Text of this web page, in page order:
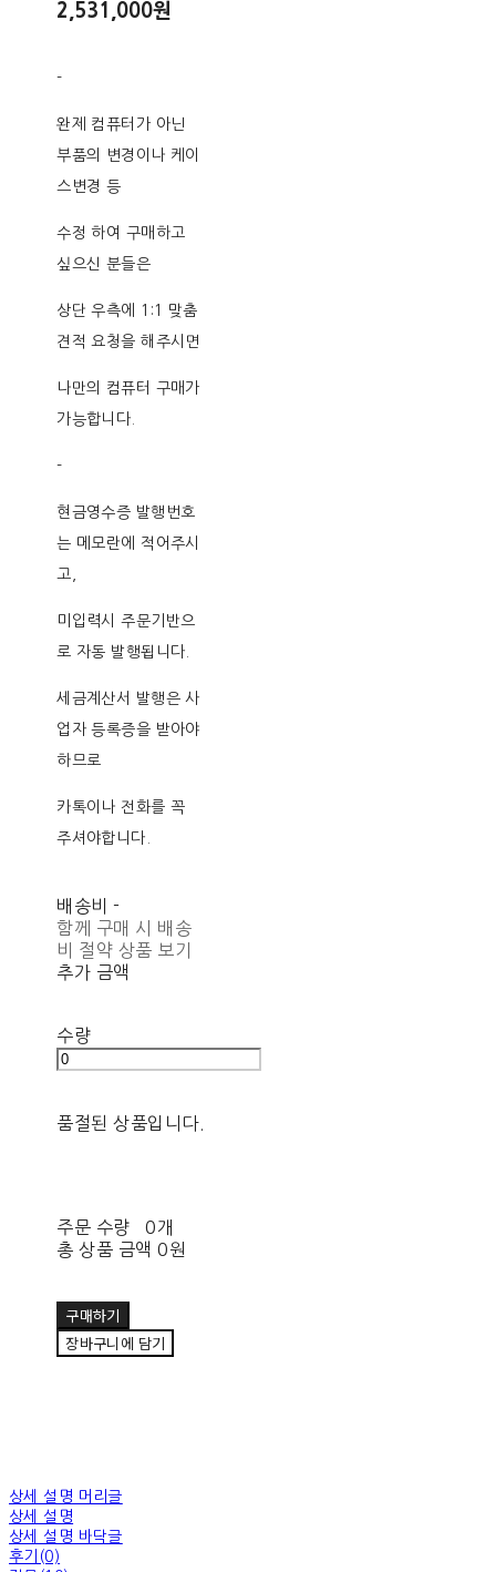
2,531,000원
-
완제 컴퓨터가 아닌
부품의 변경이나 케이
스변경 등
수정 하여 구매하고
싶으신 분들은
상단 우측에 1:1 맞춤
견적 요청을 해주시면
나만의 컴퓨터 구매가
가능합니다.
-
현금영수증 발행번호
는 메모란에 적어주시
고,
미입력시 주문기반으
로 자동 발행됩니다.
세금계산서 발행은 사
업자 등록증을 받아야
하므로
카톡이나 전화를 꼭
주셔야합니다.
배송비 -
함께 구매 시 배송
비 절약 상품 보기
추가 금액
수량
품절된 상품입니다.
주문 수량
0개
총 상품 금액 0원
구매하기
장바구니에 담기
상세 설명 머리글
상세 설명
상세 설명 바닥글
후기(0)